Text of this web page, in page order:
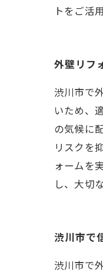
トをご活
外壁リフ
渋川市で
いため、
の気候に
リスクを
ォームを
し、大切
渋川市で
渋川市で